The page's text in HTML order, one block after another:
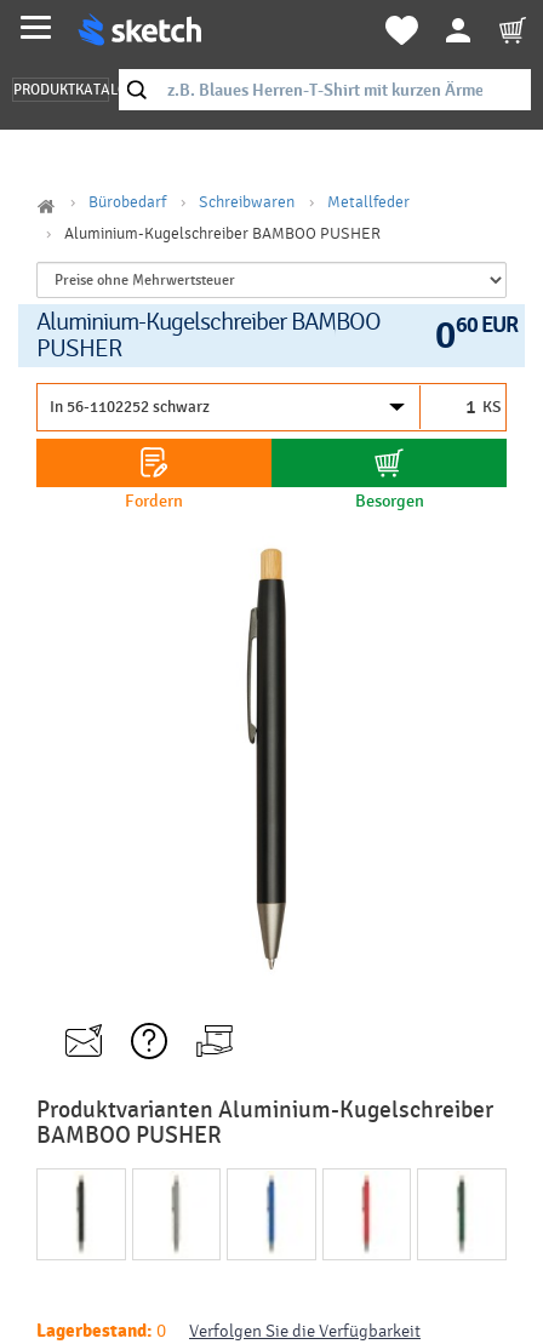
PRODUKTKATALOG
Bürobedarf Schreibwaren
Metallfeder
Aluminium-Kugelschreiber BAMBOO PUSHER
Aluminium-Kugelschreiber BAMBOO
PUSHER
060 EUR
KS
Fordern Besorgen
Produktvarianten Aluminium-Kugelschreiber
BAMBOO PUSHER
Lagerbestand: 0 Verfolgen Sie die Verfügbarkeit